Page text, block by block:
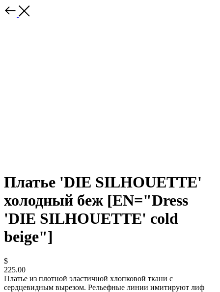
Платье 'DIE SILHOUETTE'
холодный беж [EN="Dress
'DIE SILHOUETTE' cold
beige"]
$
225.00
Платье из плотной эластичной хлопковой ткани с
сердцевидным вырезом. Рельефные линии имитируют лиф